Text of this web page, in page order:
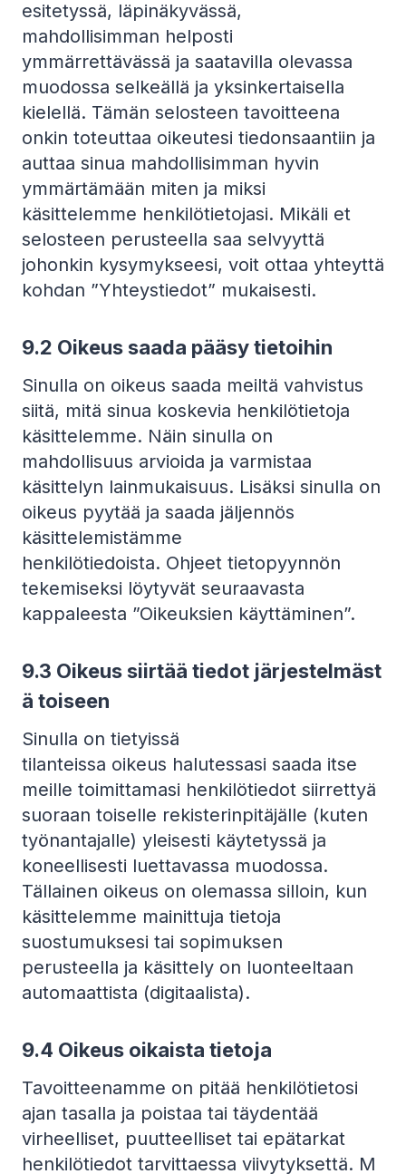
esitetyssä, läpinäkyvässä,
mahdollisimman helposti
ymmärrettävässä ja saatavilla olevassa
muodossa selkeällä ja yksinkertaisella
kielellä. Tämän selosteen tavoitteena
onkin toteuttaa oikeutesi tiedonsaantiin ja
auttaa sinua mahdollisimman hyvin
ymmärtämään miten ja miksi
käsittelemme henkilötietojasi. Mikäli et
selosteen perusteella saa selvyyttä
johonkin kysymykseesi, voit ottaa yhteyttä
kohdan ”Yhteystiedot” mukaisesti.
9.2 Oikeus saada pääsy tietoihin
Sinulla on oikeus saada meiltä vahvistus
siitä, mitä sinua koskevia henkilötietoja
käsittelemme. Näin sinulla on
mahdollisuus arvioida ja varmistaa
käsittelyn lainmukaisuus. Lisäksi sinulla on
oikeus pyytää ja saada jäljennös
käsittelemistämme
henkilötiedoista. Ohjeet tietopyynnön
tekemiseksi löytyvät seuraavasta
kappaleesta ”Oikeuksien käyttäminen”.
9.3 Oikeus siirtää tiedot järjestelmäst
ä toiseen
Sinulla on tietyissä
tilanteissa oikeus halutessasi saada itse
meille toimittamasi henkilötiedot siirrettyä
suoraan toiselle rekisterinpitäjälle (kuten
työnantajalle) yleisesti käytetyssä ja
koneellisesti luettavassa muodossa.
Tällainen oikeus on olemassa silloin, kun
käsittelemme mainittuja tietoja
suostumuksesi tai sopimuksen
perusteella ja käsittely on luonteeltaan
automaattista (digitaalista).
9.4 Oikeus oikaista tietoja
Tavoitteenamme on pitää henkilötietosi
ajan tasalla ja poistaa tai täydentää
virheelliset, puutteelliset tai epätarkat
henkilötiedot tarvittaessa viivytyksettä. M